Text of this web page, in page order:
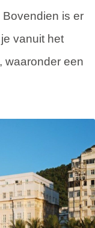
is er
vanuit het
waaronder een